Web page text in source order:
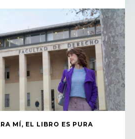
MÍ, EL LIBRO ES PURA